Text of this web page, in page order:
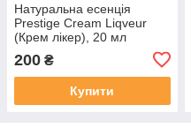
Натуральна есенція
Prestige Cream Liqveur
(Крем лікер), 20 мл
200 ₴
Купити